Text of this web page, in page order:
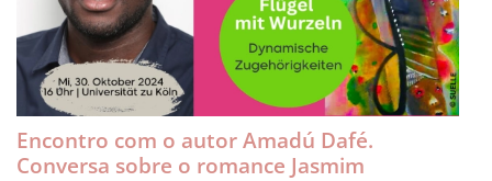
Encontro com o autor Amadú Dafé.
Conversa sobre o romance Jasmim